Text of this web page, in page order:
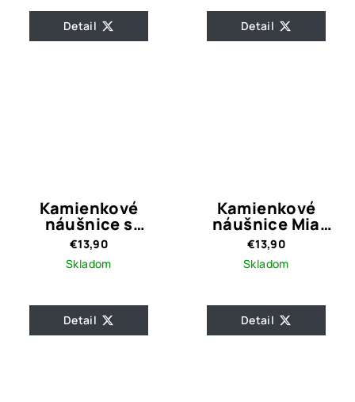
Detail Detail
Kamienkové
náušnice s
čiernymi
kamienkami Gina
€13,90
Skladom
Detail
Kamienkové
náušnice Mia
Magenta
€13,90
Skladom
Detail